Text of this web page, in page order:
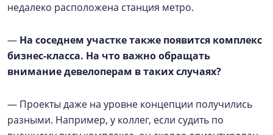
недалеко расположена станция метро.
— На соседнем участке также появится комплекс
бизнес-класса. На что важно обращать
внимание девелоперам в таких случаях?
— Проекты даже на уровне концепции получились
разными. Например, у коллег, если судить по